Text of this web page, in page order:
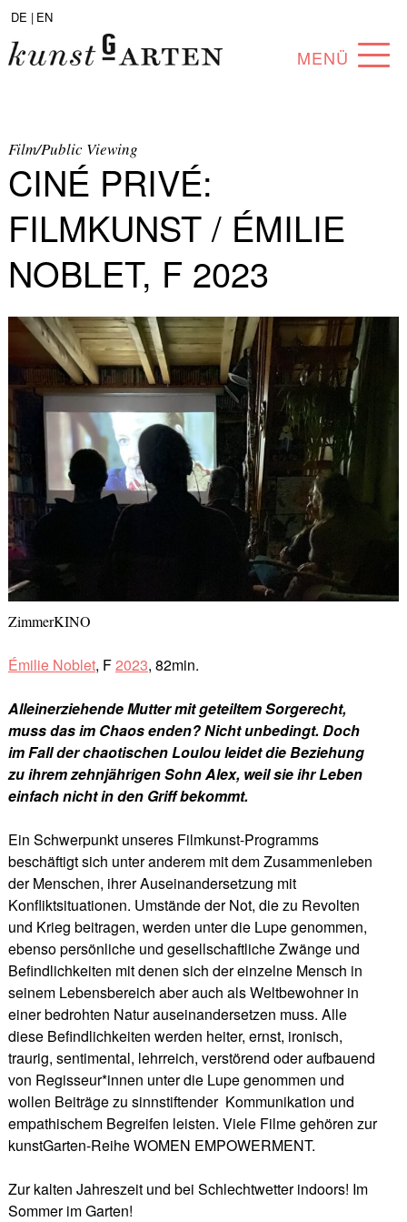
DE | EN
MENÜ
SAMMLUNG
KÜNSTLER*INNEN
PARTNER*INNEN
ANGEBOTE
Film/Public Viewing
CINÉ PRIVÉ:
FILMKUNST / ÉMILIE
NOBLET, F 2023
ZimmerKINO
Émilie Noblet, F2023, 82min.
Alleinerziehende Mutter mit geteiltem Sorgerecht,
muss das im Chaos enden? Nicht unbedingt. Doch
im Fall der chaotischen Loulou leidet die Beziehung
zu ihrem zehnjährigen Sohn Alex, weil sie ihr Leben
einfach nicht in den Griff bekommt.
Ein Schwerpunkt unseres Filmkunst-Programms
beschäftigt sich unter anderem mit dem Zusammenleben
der Menschen, ihrer Auseinandersetzung mit
Konfliktsituationen. Umstände der Not, die zu Revolten
und Krieg beitragen, werden unter die Lupe genommen,
ebenso persönliche und gesellschaftliche Zwänge und
Befindlichkeiten mit denen sich der einzelne Mensch in
seinem Lebensbereich aber auch als Weltbewohner in
einer bedrohten Natur auseinandersetzen muss. Alle
diese Befindlichkeiten werden heiter, ernst, ironisch,
traurig, sentimental, lehrreich, verstörend oder aufbauend
von Regisseur*innen unter die Lupe genommen und
wollen Beiträge zu sinnstiftender Kommunikation und
empathischem Begreifen leisten. Viele Filme gehören zur
kunstGarten-Reihe WOMEN EMPOWERMENT.
Zur kalten Jahreszeit und bei Schlechtwetter indoors! Im
Sommer im Garten!